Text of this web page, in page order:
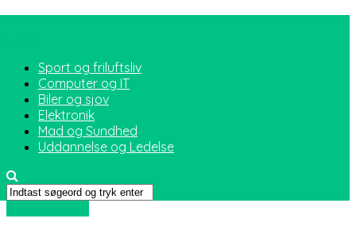
Sport og friluftsliv
Computer og IT
Biler og sjov
Elektronik
Mad og Sundhed
Uddannelse og Ledelse